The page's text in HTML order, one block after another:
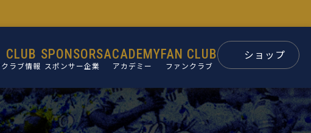
CLUB
クラブ情報
設立目的
SPONSORS
スポンサー企業
スポンサー
ACADEMY
アカデミー
FAN CLUB
ファンクラブ
ショップ